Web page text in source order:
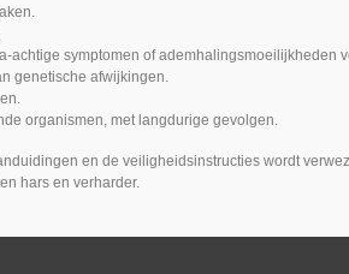
achtige symptomen of ademhalingsmoeilijkheden
genetische afwijkingen.
organismen, met langdurige gevolgen.
en de veiligheidsinstructies wordt
hars en verharder.